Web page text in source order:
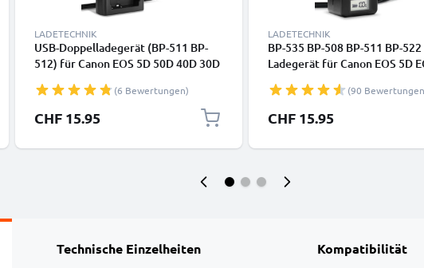
LADETECHNIK
USB-Doppelladegerät (BP-511 BP-
512) für Canon EOS 5D 50D 40D 30D
MV700 ZR85 + 1m + USB Kabel von
CELLONIC
(6 Bewertungen)
CHF 15.95
LADETECHNIK
BP-535 BP-508 BP-511 BP-522
Ladegerät für Canon EOS 5D
20D EOS 10D G3 G5 G1
Akkus von CELLONIC
(90
CHF 15.95
Technische Einzelheiten Kompatibilität